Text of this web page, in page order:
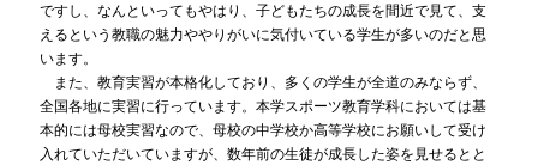
ですし、なんといってもやはり、子どもたちの成長を間近で見て、支
えるという教職の魅力ややりがいに気付いている学生が多いのだと思
います。
また、教育実習が本格化しており、多くの学生が全道のみならず、
全国各地に実習に行っています。本学スポーツ教育学科においては基
本的には母校実習なので、母校の中学校か高等学校にお願いして受け
入れていただいていますが、数年前の生徒が成長した姿を見せるとと